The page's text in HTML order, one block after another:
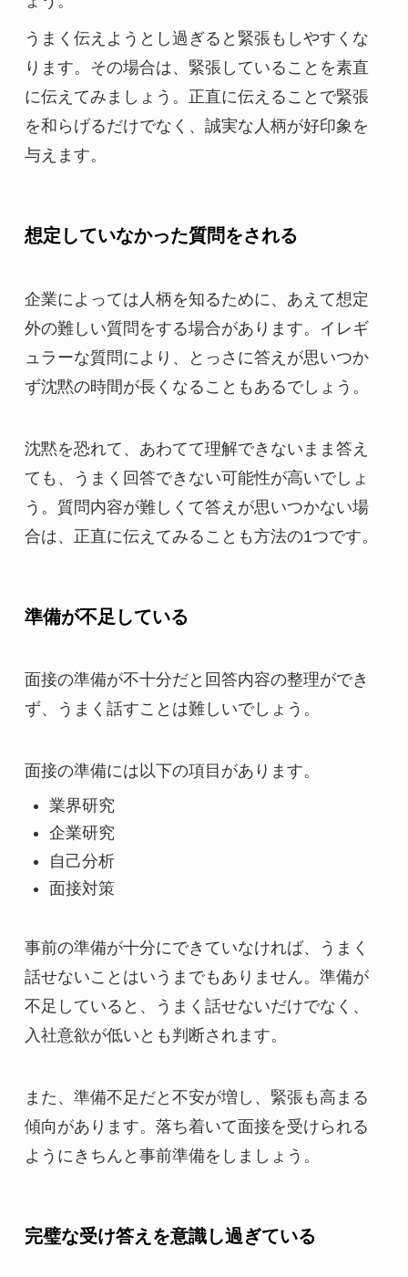
うまく伝えようとし過ぎると緊張もしやすくな
ります。その場合は、緊張していることを素直
に伝えてみましょう。正直に伝えることで緊張
を和らげるだけでなく、誠実な人柄が好印象を
与えます。
想定していなかった質問をされる
企業によっては人柄を知るために、あえて想定
外の難しい質問をする場合があります。イレギ
ュラーな質問により、とっさに答えが思いつか
ず沈黙の時間が長くなることもあるでしょう。
沈黙を恐れて、あわてて理解できないまま答え
ても、うまく回答できない可能性が高いでしょ
う。質問内容が難しくて答えが思いつかない場
合は、正直に伝えてみることも方法の1つです。
準備が不足している
面接の準備が不十分だと回答内容の整理ができ
ず、うまく話すことは難しいでしょう。
面接の準備には以下の項目があります。
業界研究
企業研究
自己分析
面接対策
事前の準備が十分にできていなければ、うまく
話せないことはいうまでもありません。準備が
不足していると、うまく話せないだけでなく、
入社意欲が低いとも判断されます。
また、準備不足だと不安が増し、緊張も高まる
傾向があります。落ち着いて面接を受けられる
ようにきちんと事前準備をしましょう。
完璧な受け答えを意識し過ぎている